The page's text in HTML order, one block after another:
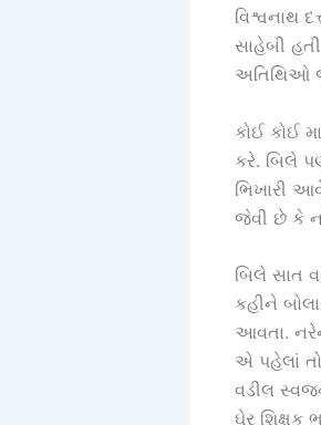
વિશ્વનાથ
સાહેબી
અતિથિઓ
કોઈ કોઈ
કરે. બિલે
ભિખારી
જેવી છે કે
બિલે સાત
કહીને
આવતા.
એ પહેલાં
વડીલ
ઘેર શિક્ષક